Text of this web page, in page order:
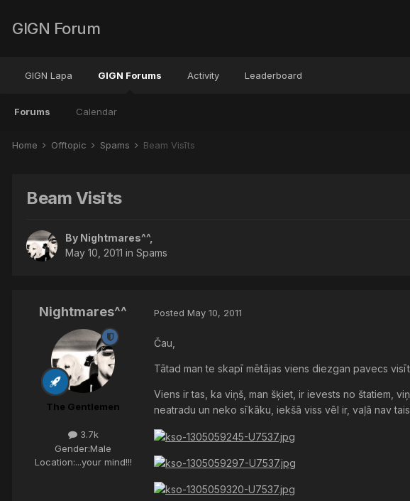
GIGN Forum
GIGN Lapa GIGN Forums
Forums Calendar
Activity Leaderboard
Home Offtopic Spams Beam Visīts
Beam Visīts
By Nightmares^^,
May 10, 2011 in Spams
Nightmares^^
The Gentlemen
3.7k
Gender:Male
Location:...your mind!!!
Posted May 10, 2011
Čau,
Tātad man te skapī mētājas viens diezgan pavecs
Viens ir tas, ka viņš, man šķiet, ir ievests no štatiem,
neatradu un neko sīkāku, iekšā viss vēl ir, vaļā nav